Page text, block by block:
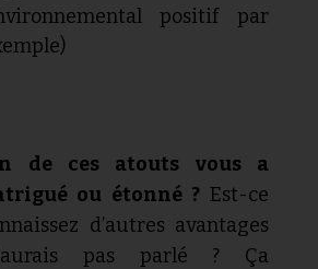
positif par
de ces atouts vous a
ou étonné ?Est-ce
d’autres avantages
pas parlé ? Ça